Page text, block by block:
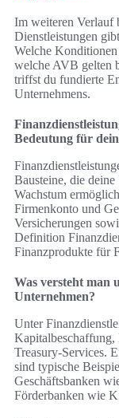
Im weiteren Verlauf
Dienstleistungen
Welche
welche AVB gelten
triffst du fundierte
Unternehmens.
Bedeutung für
Bausteine, die
Wachstum
Firmenkonto und
Versicherungen
Definition
Finanzprodukte für
Was versteht man
Unternehmen?
Unter
Kapitalbeschaffung,
Treasury-Services.
sind typische
Geschäftsbanken
Förderbanken wie